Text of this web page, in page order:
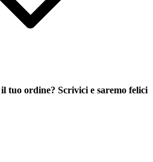
tuo ordine? Scrivici e saremo felici